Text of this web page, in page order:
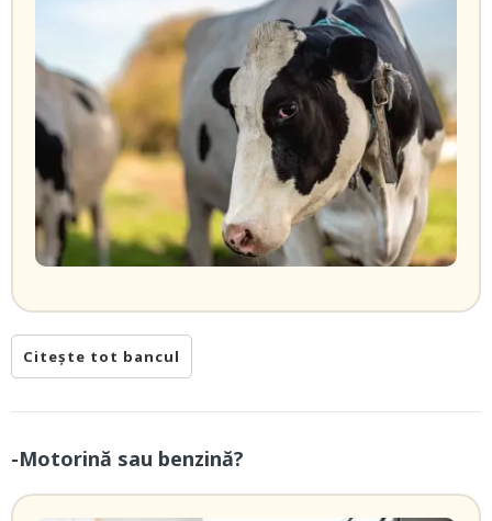
Citește tot bancul
-Motorină sau benzină?